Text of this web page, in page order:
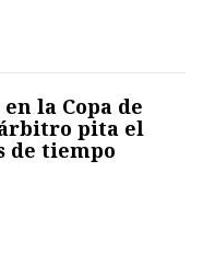
la Copa de
pita el
de tiempo